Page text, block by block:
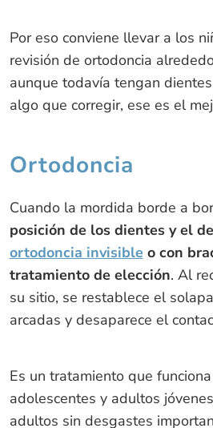
Por eso conviene llevar a los
revisión de ortodoncia
aunque todavía tengan
algo que corregir, ese es el
Ortodoncia
Cuando la mordida borde a
posición de los dientes y el
ortodoncia invisible o con
tratamiento de elección. Al
su sitio, se restablece el
arcadas y desaparece el
Es un tratamiento que
adolescentes y adultos
adultos sin desgastes